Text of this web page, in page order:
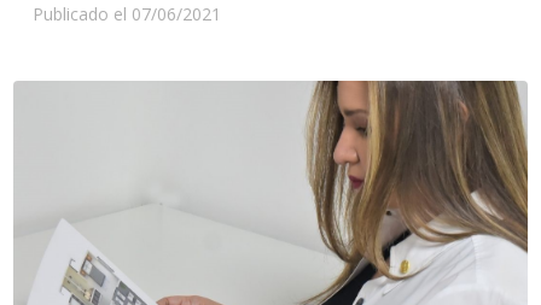
Publicado el 07/06/2021